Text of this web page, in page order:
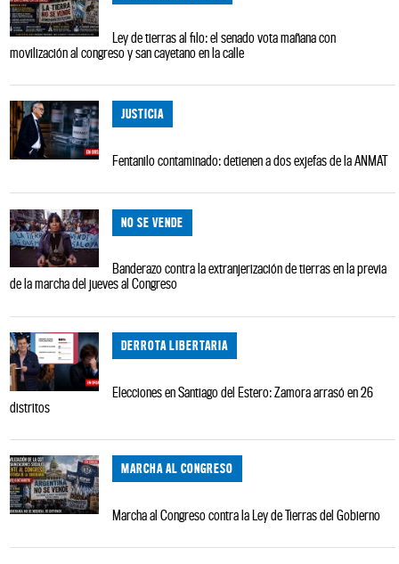
Ley de tierras al filo: el senado vota mañana con
movilización al congreso y san cayetano en la calle
JUSTICIA
Fentanilo contaminado: detienen a dos exjefas de la ANMAT
NO SE VENDE
Banderazo contra la extranjerización de tierras en la previa
de la marcha del jueves al Congreso
DERROTA LIBERTARIA
Elecciones en Santiago del Estero: Zamora arrasó en 26
distritos
MARCHA AL CONGRESO
Marcha al Congreso contra la Ley de Tierras del Gobierno